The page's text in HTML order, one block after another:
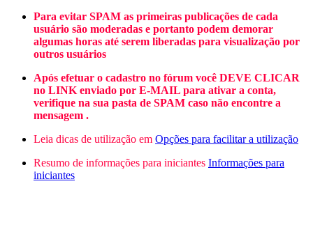
Para evitar SPAM as primeiras publicações de cada
usuário são moderadas e portanto podem demorar
algumas horas até serem liberadas para visualização por
outros usuários
Após efetuar o cadastro no fórum você DEVE CLICAR
no LINK enviado por E-MAIL para ativar a conta,
verifique na sua pasta de SPAM caso não encontre a
mensagem .
Leia dicas de utilização em Opções para facilitar a utilização
Resumo de informações para iniciantes Informações para
iniciantes